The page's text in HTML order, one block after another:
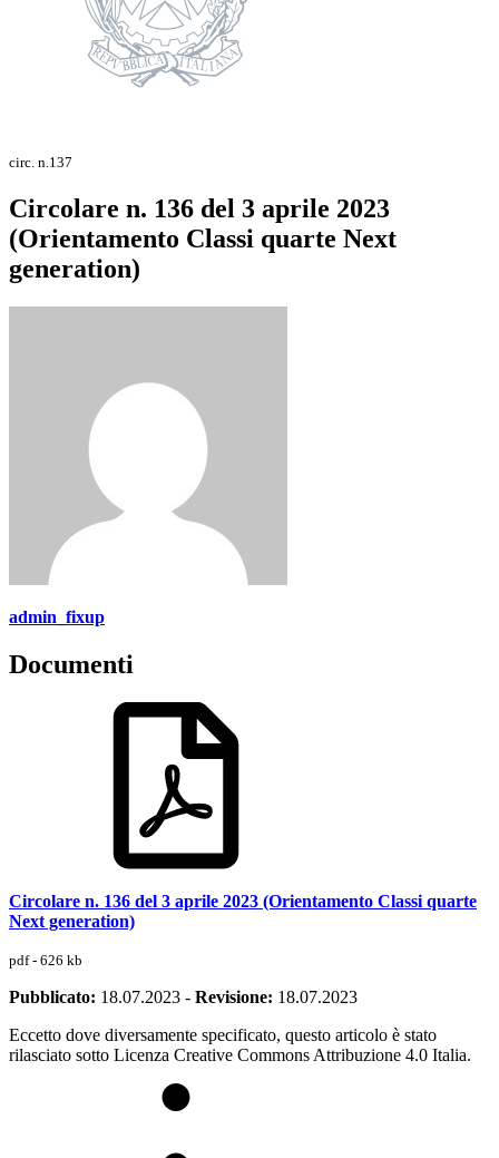
circ. n.137
Circolare n. 136 del 3 aprile 2023
(Orientamento Classi quarte Next
generation)
admin_fixup
Documenti
Circolare n. 136 del 3 aprile 2023 (Orientamento Classi quarte
Next generation)
pdf - 626 kb
Pubblicato: 18.07.2023 - Revisione: 18.07.2023
Eccetto dove diversamente specificato, questo articolo è stato
rilasciato sotto Licenza Creative Commons Attribuzione 4.0 Italia.